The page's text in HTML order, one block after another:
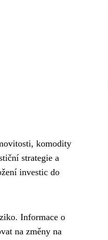
komodity
strategie a
investic do
Informace o
na změny na